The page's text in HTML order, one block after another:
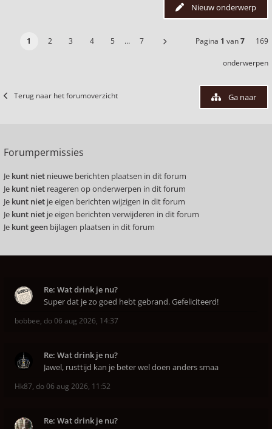
Nieuw onderwerp
1 2 3 4 5 … 7 Pagina 1 van7 169
onderwerpen
Terug naar het forumoverzicht Ga naar
Forumpermissies
Je kunt niet nieuwe berichten plaatsen in dit forum
Je kunt niet reageren op onderwerpen in dit forum
Je kunt niet je eigen berichten wijzigen in dit forum
Je kunt niet je eigen berichten verwijderen in dit forum
Je kunt geen bijlagen plaatsen in dit forum
Re: Wat drink je nu?
Super dat je zo goed hebt gebrand. Gefeliciteerd!
bobbee, do 06 aug 2026, 14:37
Re: Wat drink je nu?
Jawel, rusttijd kan je beter wel doen anders smaa
Hk87, do 06 aug 2026, 11:52
Re: Wat drink je nu?